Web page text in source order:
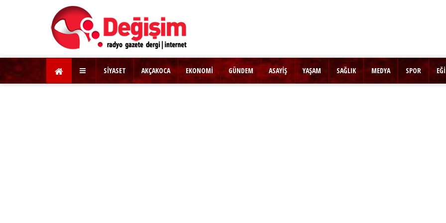
SİYASET AKÇAKOCA EKONOMİ GÜNDEM ASAYİŞ YAŞAM SAĞLIK MEDYA SPOR